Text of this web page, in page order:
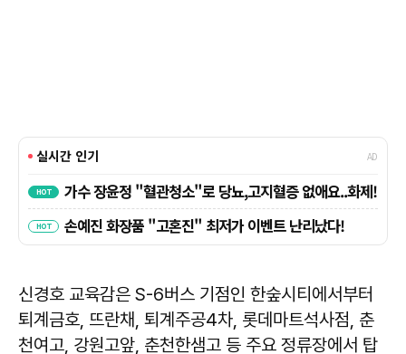
신경호 교육감은 S-6버스 기점인 한숲시티에서부터
퇴계금호, 뜨란채, 퇴계주공4차, 롯데마트석사점, 춘
천여고, 강원고앞, 춘천한샘고 등 주요 정류장에서 탑